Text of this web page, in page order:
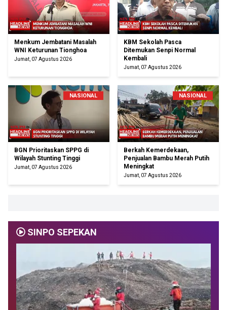
Menkum Jembatani Masalah
WNI Keturunan Tionghoa
Jumat, 07 Agustus 2026
KBM Sekolah Pasca
Ditemukan Senpi Normal
Kembali
Jumat, 07 Agustus 2026
NASIONAL
BGN Prioritaskan SPPG di
Wilayah Stunting Tinggi
Jumat, 07 Agustus 2026
NASIONAL
Berkah Kemerdekaan,
Penjualan Bambu Merah Putih
Meningkat
Jumat, 07 Agustus 2026
SINPO SEPEKAN